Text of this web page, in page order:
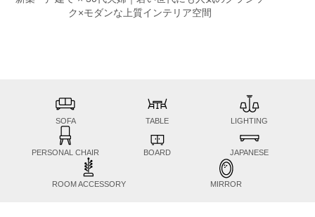
ク×モダンな上質インテリア空間
SOFA TABLE LIGHTING
PERSONAL CHAIR BOARD JAPANESE
ROOM ACCESSORY MIRROR